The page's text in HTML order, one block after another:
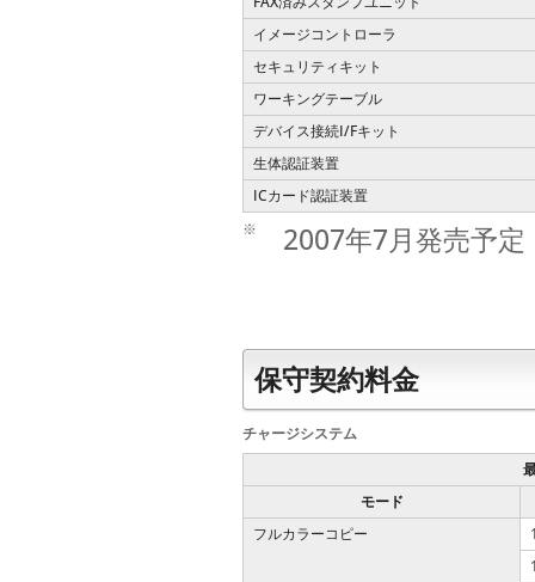
イメージコントローラ
セキュリティキット
ワーキングテーブル
デバイス接続I/Fキット
生体認証装置
ICカード認証装置
※
2007年7月発売予定
保守契約料金
チャージシステム
モード
フルカラーコピー